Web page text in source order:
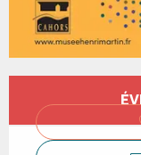
Ouverture